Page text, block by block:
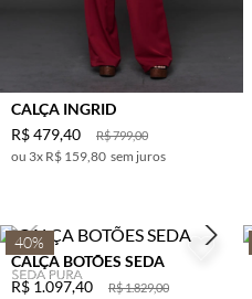
CALÇA INGRID
R$799,00
R$479,40
3x R$ 159,80 sem juros
40%
CALÇA BOTÕES SEDA
R$1.829,00
R$ 1.097,40